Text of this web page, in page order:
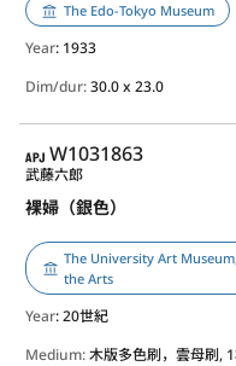
The Edo-Tokyo Museum
Year: 1933
Dim/dur:30.0 x 23.0
APJ
W1031863
裸婦（銀色）
武藤六郎
The University Art
the Arts
Year: 20世紀
Medium:木版多色刷，雲母刷,